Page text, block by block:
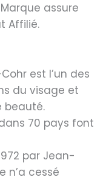
assure
Affilié.
est l’un des
du visage et
beauté.
70 pays font
par Jean-
n’a cessé